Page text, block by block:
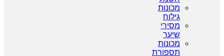
מכונות
גילוח
מסירי
שיער
מכונות
תספורת